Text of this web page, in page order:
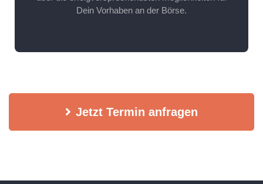
Dein Vorhaben an der Börse.
Jetzt Termin anfragen